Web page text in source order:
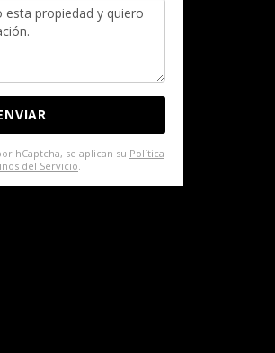
hCaptcha, se aplican su Política
del Servicio.